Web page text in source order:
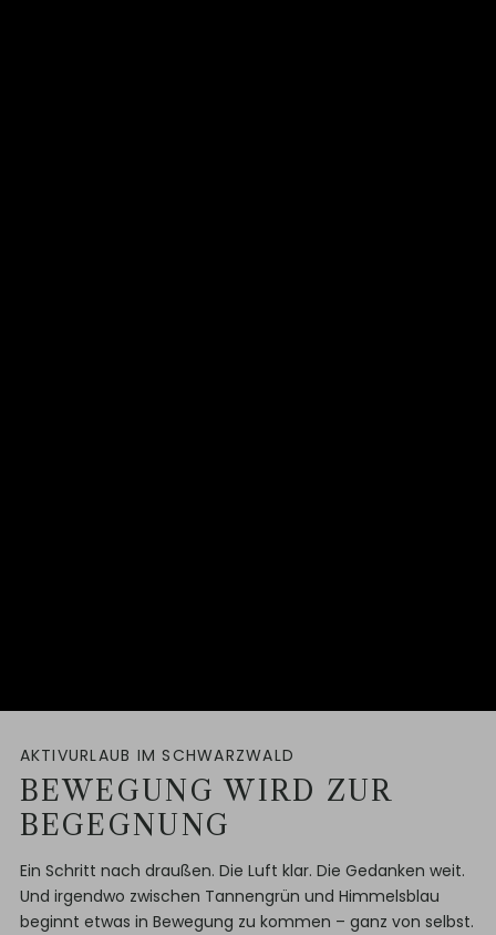
AKTIVURLAUB IM SCHWARZWALD
BEWEGUNG WIRD ZUR
BEGEGNUNG
Ein Schritt nach draußen. Die Luft klar. Die Gedanken weit.
Und irgendwo zwischen Tannengrün und Himmelsblau
beginnt etwas in Bewegung zu kommen – ganz von selbst.